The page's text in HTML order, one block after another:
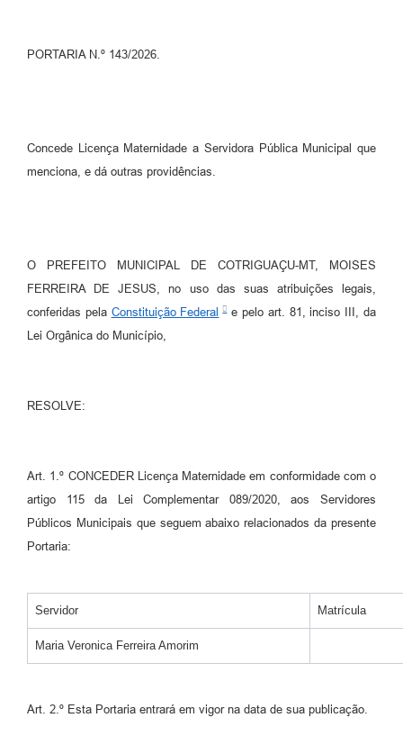
Links
Jornal
PORTARIA N.º 143/2026.
Concede Licença Maternidade a Servidora Pública Municipal que
menciona, e dá outras providências.
O PREFEITO MUNICIPAL DE COTRIGUAÇU-MT, MOISES
FERREIRA DE JESUS, no uso das suas atribuições legais,
conferidas pela Constituição Federal
e pelo art. 81, inciso III, da
Lei Orgânica do Município,
RESOLVE:
Art. 1.º CONCEDER Licença Maternidade em conformidade com o
artigo 115 da Lei Complementar 089/2020, aos Servidores
Públicos Municipais que seguem abaixo relacionados da presente
Portaria:
Servidor Matrícula
Maria Veronica Ferreira Amorim
Art. 2.º Esta Portaria entrará em vigor na data de sua publicação.